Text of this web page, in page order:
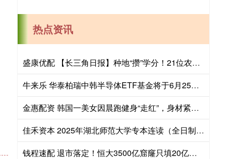
热点资讯
盛康优配 【长三角日报】种地“攒”学分！21位农民“种”出大专文凭
牛来乐 华泰柏瑞中韩半导体ETF基金将于6月25日开市起至当日10:30停牌
金惠配资 韩国一美女因晨跑健身“走红”，身材紧致太吸睛，网友：太漂亮了
佳禾资本 2025年湖北师范大学专本连读（全日制本科助学班)招生简章-官网发布_就业_专业_生活
钱程速配 退市落定！恒大3500亿窟窿只填20亿，资产还有多少？